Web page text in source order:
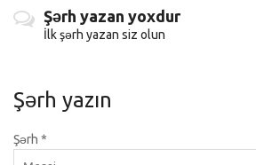
Şərh yazan yoxdur
İlk şərh yazan siz olun
Şərh yazın
Şərh *